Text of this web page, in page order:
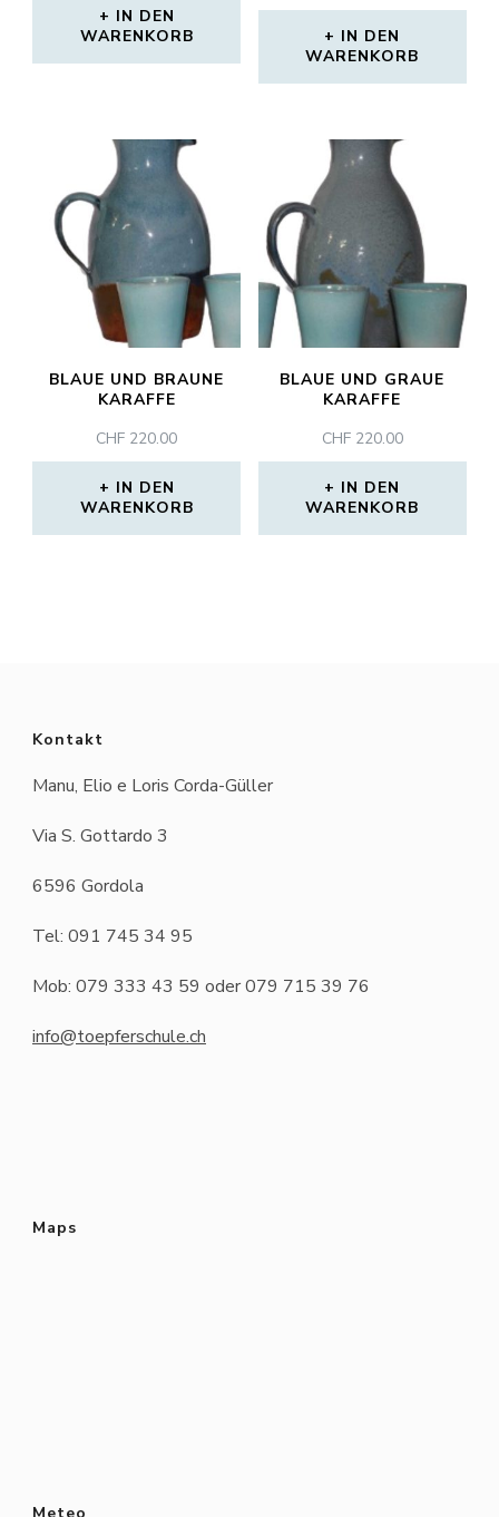
IN DEN
WARENKORB
IN DEN
WARENKORB
BLAUE UND BRAUNE
KARAFFE
CHF 220.00
IN DEN
WARENKORB
BLAUE UND GRAUE
KARAFFE
CHF220.00
IN DEN
WARENKORB
Kontakt
Manu, Elio e Loris Corda-Güller
Via S. Gottardo 3
6596 Gordola
Tel: 091 745 34 95
Mob: 079 333 43 59 oder 079 715 39 76
info@toepferschule.ch
Maps